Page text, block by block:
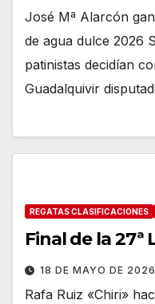
José Mª Alarcón
de agua dulce 2026
patinistas decidían
Guadalquivir
REGATAS CLASIFICACIONES
Final de la 27ª
18 DE MAYO DE 2026
Rafa Ruiz «Chiri»